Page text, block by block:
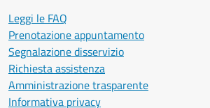
Leggi le FAQ
Prenotazione appuntamento
Segnalazione disservizio
Richiesta assistenza
Amministrazione trasparente
Informativa privacy